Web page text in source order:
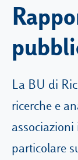
La BU di
ricerche e
particolare